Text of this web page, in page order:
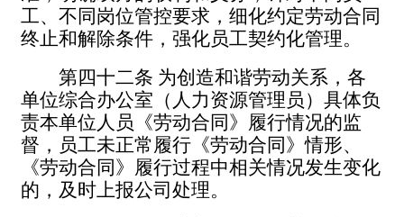
工、不同岗位管控要求，细化约定劳动合同
终止和解除条件，强化员工契约化管理。
第四十二条 为创造和谐劳动关系，各
单位综合办公室（人力资源管理员）具体负
责本单位人员《劳动合同》履行情况的监
督，员工未正常履行《劳动合同》情形、
《劳动合同》履行过程中相关情况发生变化
的，及时上报公司处理。